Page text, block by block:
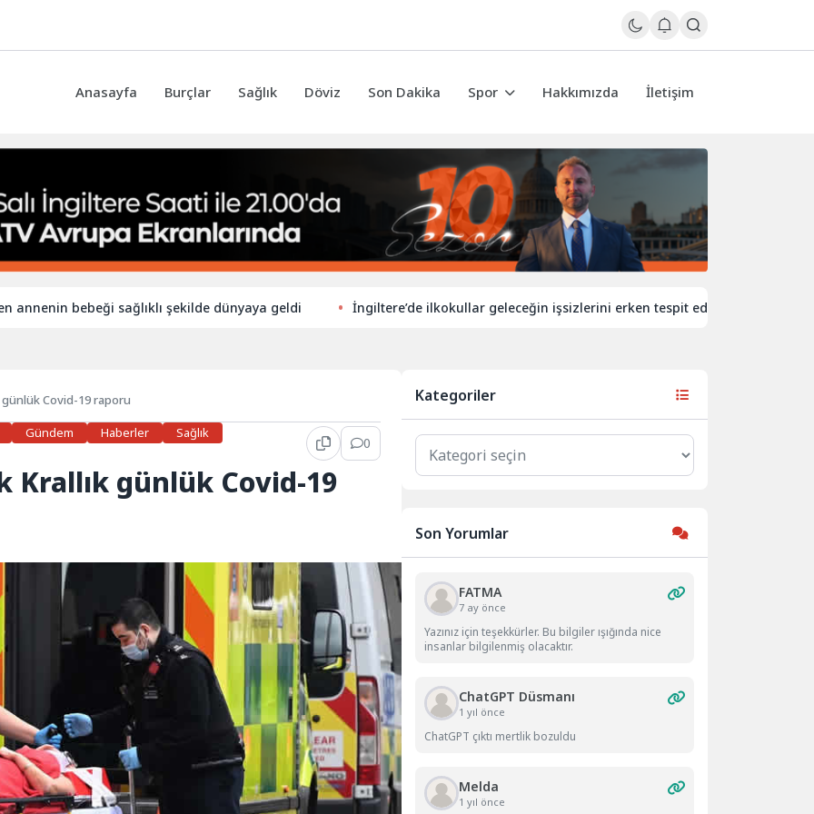
Anasayfa Burçlar Sağlık Döviz Son Dakika Spor Hakkımızda İletişim
bebeği sağlıklı şekilde dünyaya geldi İngiltere’de ilkokullar geleceğin işsizlerini erken tespit edecek
günlük Covid-19 raporu
Gündem Haberler
Sağlık
0
Krallık günlük Covid-19
Kategoriler
Kategoriler
Son Yorumlar
FATMA
7 ay önce
Yazınız için teşekkürler. Bu bilgiler ışığında nice
insanlar bilgilenmiş olacaktır.
ChatGPT Düsmanı
1 yıl önce
ChatGPT çıktı mertlik bozuldu
Melda
1 yıl önce